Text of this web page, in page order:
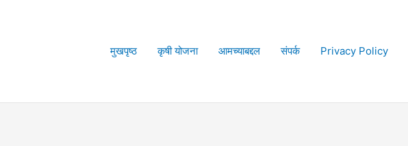
मुखपृष्ठ
कृषी योजना आमच्याबद्दल संपर्क Privacy Policy